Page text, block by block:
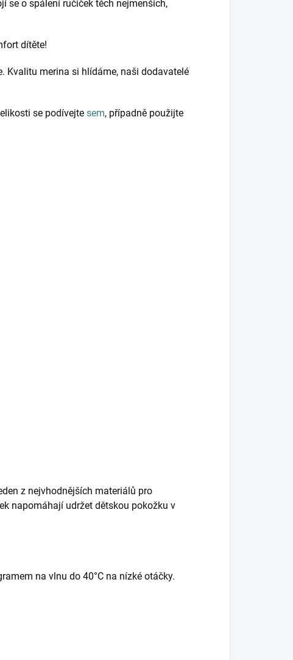
se o spálení ručiček těch nejmenších,
dítěte!
Kvalitu merina si hlídáme, naši dodavatelé
se podívejte sem, případně použijte
z nejvhodnějších materiálů pro
napomáhají udržet dětskou pokožku v
na vlnu do 40°C na nízké otáčky.